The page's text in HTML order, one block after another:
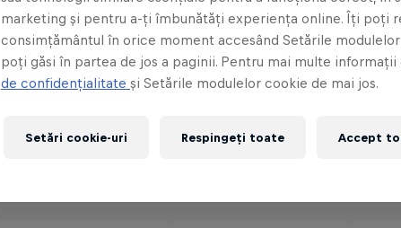
alături îi vor fiRed Bull Driftbrothersși stunt rider-
festival de o zi dedicat motorsporului.
marketing și pentru a-ți îmbunătăți experiența online. Îți poți
consimțământul în orice moment accesând Setările
poți găsi în partea de jos a paginii. Pentru mai multe informații
de confidențialitate și Setările modulelor cookie de mai jos.
Setări cookie-uri Respingeți toate Accept